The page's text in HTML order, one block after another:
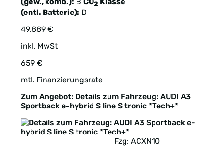
2
(entl. Batterie): D
49.889 €
inkl. MwSt
659 €
mtl. Finanzierungsrate
Zum Angebot: Details zum Fahrzeug: AUDI A3
Sportback e-hybrid S line S tronic *Tech+*
Fzg: ACXN10